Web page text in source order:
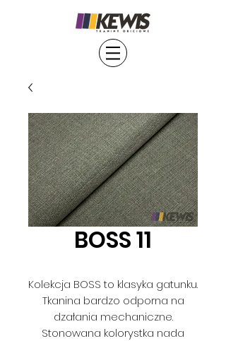
BOSS 11
Kolekcja BOSS to klasyka gatunku.
Tkanina bardzo odporna na
dzałania mechaniczne.
Stonowana kolorystka nada